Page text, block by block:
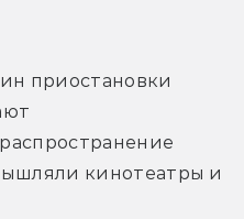
приостановки
кинотеатры и